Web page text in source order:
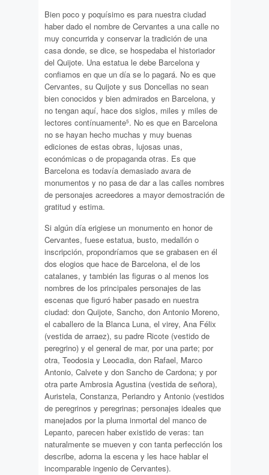
Bien poco y poquísimo es para nuestra ciudad
haber dado el nombre de Cervantes a una calle no
muy concurrida y conservar la tradición de una
casa donde, se dice, se hospedaba el historiador
del Quijote. Una estatua le debe Barcelona y
confiamos en que un día se lo pagará. No es que
Cervantes, su Quijote y sus Doncellas no sean
bien conocidos y bien admirados en Barcelona, y
no tengan aquí, hace dos siglos, miles y miles de
lectores contínuamente5. No es que en Barcelona
no se hayan hecho muchas y muy buenas
ediciones de estas obras, lujosas unas,
económicas o de propaganda otras. Es que
Barcelona es todavía demasiado avara de
monumentos y no pasa de dar a las calles nombres
de personajes acreedores a mayor demostración de
gratitud y estima.
Si algún día erigiese un monumento en honor de
Cervantes, fuese estatua, busto, medallón o
inscripción, propondríamos que se grabasen en él
dos elogios que hace de Barcelona, el de los
catalanes, y también las figuras o al menos los
nombres de los principales personajes de las
escenas que figuró haber pasado en nuestra
ciudad: don Quijote, Sancho, don Antonio Moreno,
el caballero de la Blanca Luna, el virey, Ana Félix
(vestida de arraez), su padre Ricote (vestido de
peregrino) y el general de mar, por una parte; por
otra, Teodosia y Leocadia, don Rafael, Marco
Antonio, Calvete y don Sancho de Cardona; y por
otra parte Ambrosia Agustina (vestida de señora),
Auristela, Constanza, Periandro y Antonio (vestidos
de peregrinos y peregrinas; personajes ideales que
manejados por la pluma inmortal del manco de
Lepanto, parecen haber existido de veras: tan
naturalmente se mueven y con tanta perfección los
describe, adorna la escena y les hace hablar el
incomparable ingenio de Cervantes).